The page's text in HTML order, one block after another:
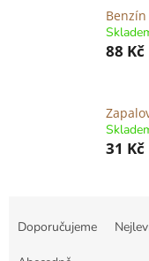
88 Kč
31 Kč
Doporučujeme